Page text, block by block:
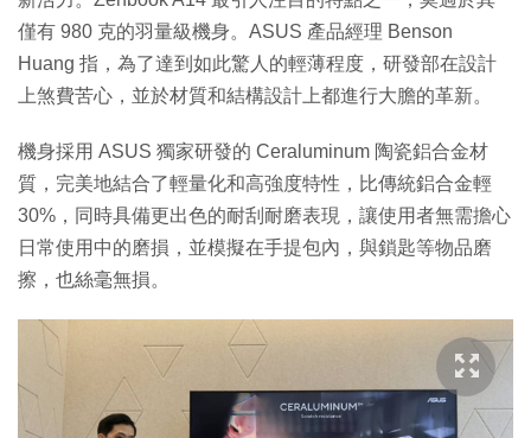
僅有 980 克的羽量級機身。ASUS 產品經理 Benson
Huang 指，為了達到如此驚人的輕薄程度，研發部在設計
上煞費苦心，並於材質和結構設計上都進行大膽的革新。
機身採用 ASUS 獨家研發的 Ceraluminum 陶瓷鋁合金材
質，完美地結合了輕量化和高強度特性，比傳統鋁合金輕
30%，同時具備更出色的耐刮耐磨表現，讓使用者無需擔心
日常使用中的磨損，並模擬在手提包內，與鎖匙等物品磨
擦，也絲毫無損。